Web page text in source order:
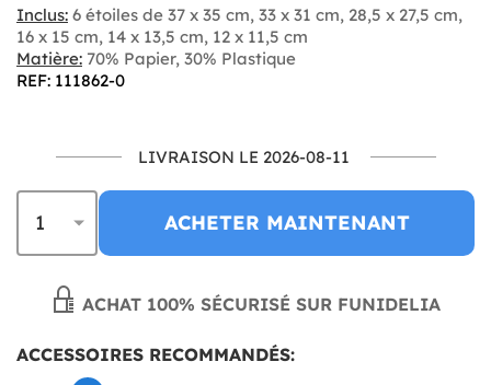
Inclus: 6 étoiles de 37 x 35 cm, 33 x 31 cm, 28,5 x 27,5 cm,
16 x 15 cm, 14 x 13,5 cm, 12 x 11,5 cm
Matière: 70% Papier, 30% Plastique
REF: 111862-0
LIVRAISON LE 2026-08-11
ACHETER MAINTENANT
ACHAT 100% SÉCURISÉ SUR FUNIDELIA
ACCESSOIRES RECOMMANDÉS: